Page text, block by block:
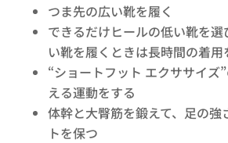
つま先の広い靴を履く
できるだけヒールの低い靴を
い靴を履くときは長時間の着用
“ショートフット エクササイズ
える運動をする
体幹と大臀筋を鍛えて、足の強
トを保つ